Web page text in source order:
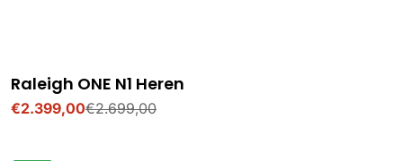
Raleigh ONE N1 Heren
Verkoopprijs
€2.399,00
Normale
€2.699,00